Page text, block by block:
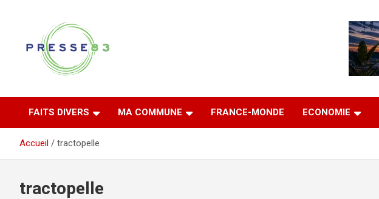
Presse 83
FAITS DIVERS MA COMMUNE FRANCE-MONDE ECONOMIE
Accueil tractopelle
tractopelle